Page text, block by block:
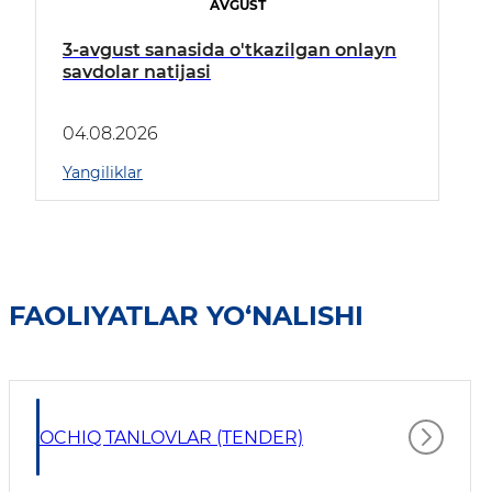
AVGUST
3-avgust sanasida o'tkazilgan onlayn
savdolar natijasi
04.08.2026
Yangiliklar
FAOLIYATLAR YO‘NALISHI
OCHIQ TANLOVLAR (TENDER)